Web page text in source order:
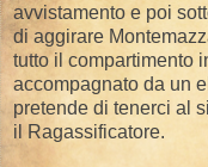
avvistamento e poi
di aggirare
tutto il compartimento
accompagnato da un
pretende di tenerci al
il Ragassificatore.